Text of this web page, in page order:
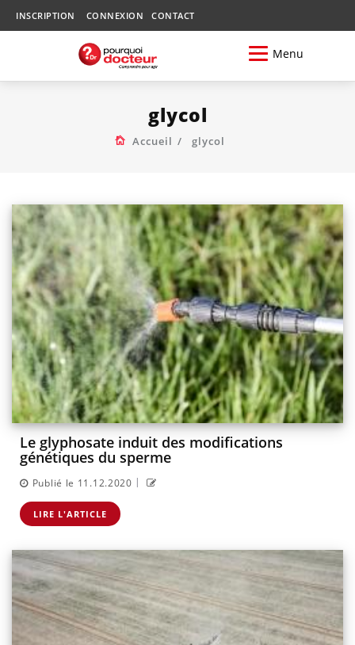
INSCRIPTION CONNEXION CONTACT
Menu
glycol
Accueil glycol
Le glyphosate induit des modifications
génétiques du sperme
Publié le 11.12.2020 |
LIRE L'ARTICLE